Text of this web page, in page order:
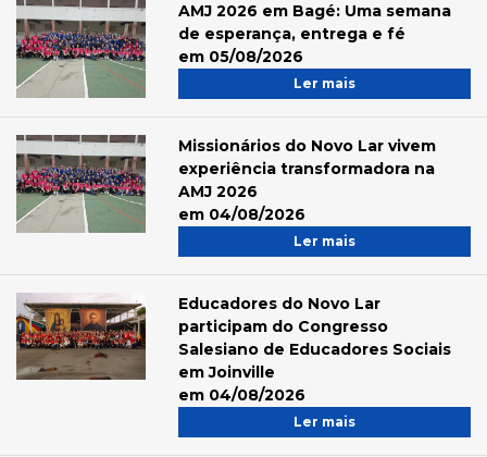
AMJ 2026 em Bagé: Uma semana
de esperança, entrega e fé
em 05/08/2026
Ler mais
Missionários do Novo Lar vivem
experiência transformadora na
AMJ 2026
em 04/08/2026
Ler mais
Educadores do Novo Lar
participam do Congresso
Salesiano de Educadores Sociais
em Joinville
em 04/08/2026
Ler mais